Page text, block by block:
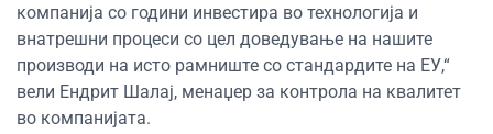
компанија со години инвестира во технологија и
внатрешни процеси со цел доведување на нашите
производи на исто рамниште со стандардите на ЕУ,“
вели Ендрит Шалај, менаџер за контрола на квалитет
во компанијата.